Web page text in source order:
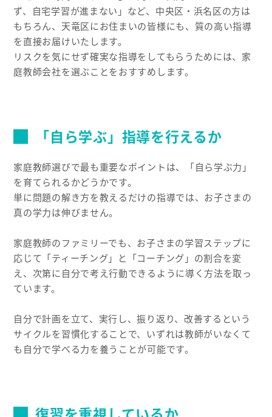
ず、自宅学習が進まない」など、中央区・浜名区の方は
もちろん、天竜区にお住まいの皆様にも、質の高い指導
を直接お届けいたします。
リスクを気にせず確実な指導をしてもらうためには、家
庭教師会社を選ぶことをおすすめします。
「自ら学ぶ」指導を行えるか
家庭教師選びで最も重要なポイントは、「自ら学ぶ力」
を育てられるかどうかです。
単に問題の解き方を教えるだけの指導では、お子さまの
真の学力は伸びません。
家庭教師のファミリーでも、お子さまの学習ステップに
応じて「ティーチング」と「コーチング」の割合を変
え、次第に自分で考え行動できるように導く方法を取っ
ています。
自分で計画を立て、実行し、振り返り、改善するという
サイクルを習慣化することで、いずれは教師がいなくて
も自分で学べる力を養うことが可能です。